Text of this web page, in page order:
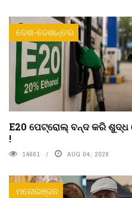
ଦେଶ-ଦେଶାନ୍ତର
E20 ପେଟ୍ରୋଲ୍ ବନ୍ଦ କରି
!
14661 AUG 04, 2026
ମନୋରଞ୍ଜନ